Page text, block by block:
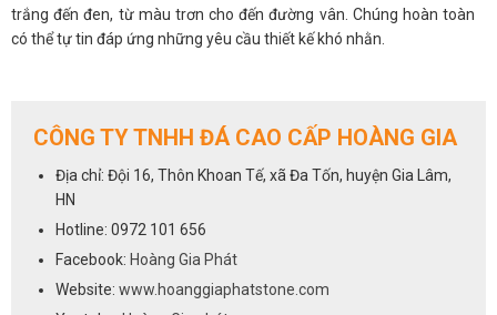
trắng đến đen, từ màu trơn cho đến đường vân. Chúng hoàn toàn
có thể tự tin đáp ứng những yêu cầu thiết kế khó nhằn.
khai thác và chế tác theo công nghệ tiên tiến giúp giữ kết cấu
duy nhất. Chắc chắn rằng bạn không thể tìm được hai tấm đá tự
nhiên nào giống nhau.
Khả năng chịu nhiệt, chịu va đập, chịu áp suất cao của quầy bar ốp
bằng đá tự nhiên cũng cực kỳ tốt. Bạn có thể thoải mái pha chế,
nấu nướng mà không cần lo lắng gì cả. Ngoài ra, cách bảo quản và
CÔNG TY TNHH ĐÁ CAO CẤP HOÀNG GIA
Địa chỉ: Đội 16, Thôn Khoan Tế, xã Đa Tốn, huyện Gia Lâm,
HN
Hotline: 0972 101 656
Facebook: Hoàng Gia Phát
Website: www.hoanggiaphatstone.com